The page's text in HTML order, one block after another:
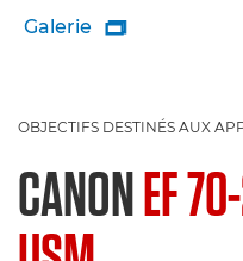
Galerie 
OBJECTIFS DESTINÉS AUX
CANONEF